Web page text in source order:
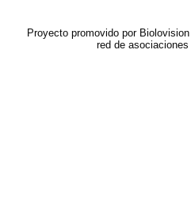
Proyecto promovido por
red de asociaciones